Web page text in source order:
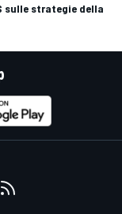
sulle strategie della